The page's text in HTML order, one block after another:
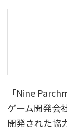
「Nine
ゲーム開発会
開発された協